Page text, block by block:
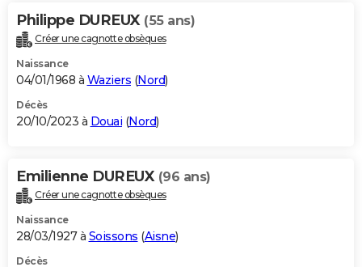
Philippe DUREUX (55 ans)
Créer une cagnotte obsèques
Naissance
04/01/1968 à Waziers (Nord)
Décès
20/10/2023 à Douai (Nord)
Emilienne DUREUX (96 ans)
Créer une cagnotte obsèques
Naissance
28/03/1927 à Soissons (Aisne)
Décès